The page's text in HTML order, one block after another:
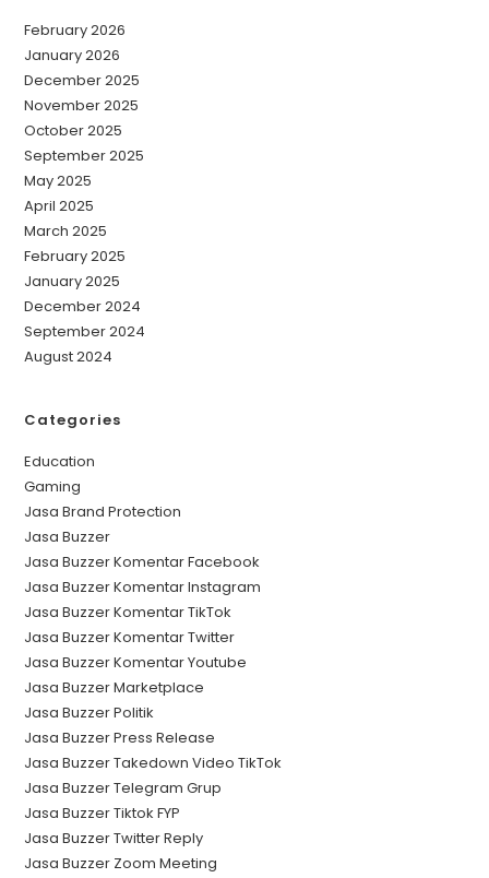
February 2026
January 2026
December 2025
November 2025
October 2025
September 2025
May 2025
April 2025
March 2025
February 2025
January 2025
December 2024
September 2024
August 2024
Categories
Education
Gaming
Jasa Brand Protection
Jasa Buzzer
Jasa Buzzer Komentar Facebook
Jasa Buzzer Komentar Instagram
Jasa Buzzer Komentar TikTok
Jasa Buzzer Komentar Twitter
Jasa Buzzer Komentar Youtube
Jasa Buzzer Marketplace
Jasa Buzzer Politik
Jasa Buzzer Press Release
Jasa Buzzer Takedown Video TikTok
Jasa Buzzer Telegram Grup
Jasa Buzzer Tiktok FYP
Jasa Buzzer Twitter Reply
Jasa Buzzer Zoom Meeting